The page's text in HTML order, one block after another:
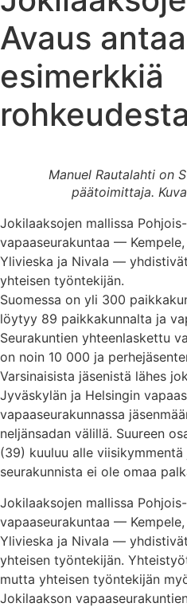
Avaus
esimerkkiä
rohkeudesta
Manuel Rautalahti on
päätoimittaja.
Jokilaaksojen mallissa
vapaaseurakuntaa —
Ylivieska ja Nivala —
yhteisen työntekijän.
Suomessa on yli 300
löytyy 89 paikkakunnalta ja
Seurakuntien yhteenlaskettu
on noin 10 000 ja
Varsinaisista jäsenistä lähes
Jyväskylän ja Helsingin
vapaaseurakunnassa
neljänsadan välillä. Suureen
(39) kuuluu alle
seurakunnista ei ole omaa
Jokilaaksojen mallissa
vapaaseurakuntaa —
Ylivieska ja Nivala —
yhteisen työntekijän.
mutta yhteisen työntekijän
Jokilaakson